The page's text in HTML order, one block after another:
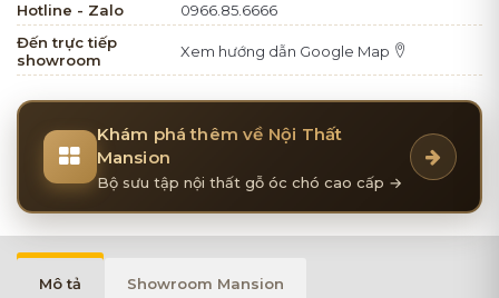
Hotline - Zalo
0966.85.6666
Đến trực tiếp
showroom
Xem hướng dẫn Google Map
Khám phá thêm về Nội Thất
Mansion
Bộ sưu tập nội thất gỗ óc chó cao cấp →
Mô tả Showroom Mansion